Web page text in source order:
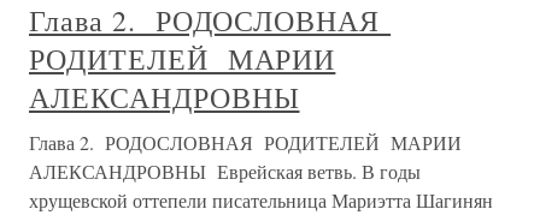
Глава 2. РОДОСЛОВНАЯ
РОДИТЕЛЕЙ МАРИИ
АЛЕКСАНДРОВНЫ
Глава 2. РОДОСЛОВНАЯ РОДИТЕЛЕЙ МАРИИ
АЛЕКСАНДРОВНЫ Еврейская ветвь. В годы
хрущевской оттепели писательница Мариэтта Шагинян